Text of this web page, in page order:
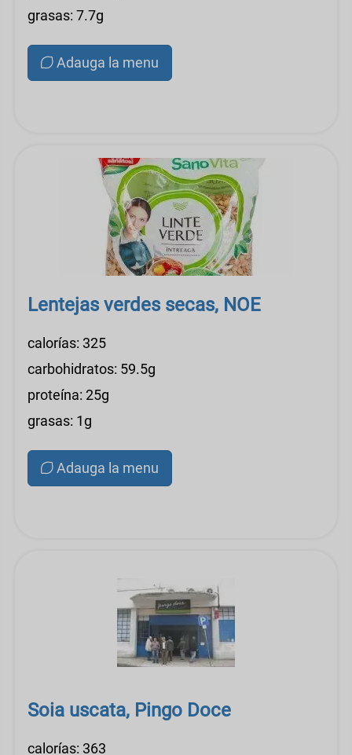
grasas: 7.7g
Adauga la menu
Lentejas verdes secas, NOE
calorías: 325
carbohidratos: 59.5g
proteína: 25g
grasas: 1g
Adauga la menu
Soia uscata, Pingo Doce
calorías: 363